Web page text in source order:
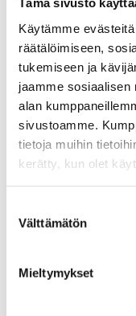
Käytämme
räätälöimiseen,
tukemiseen ja
jaamme sosiaalisen
alan
sivustoamme.
tietoja muihin
kerätty, kun olet
valinta
Välttämätön
Mieltymykset
Kierre
Ulkokierre Ag
Normen
Min [C]
Max [C]
Käyttölämpötila
O-Rengas
Avaimenkuva 1